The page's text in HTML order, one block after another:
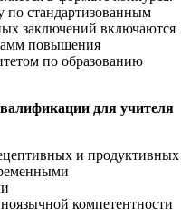
по стандартизованным
заключений включаются
повышения
по образованию
для учителя
и продуктивных
компетентности